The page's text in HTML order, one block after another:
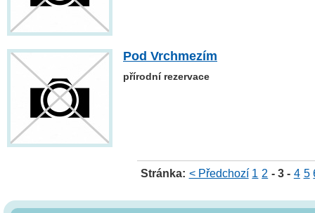
Pod Vrchmezím
přírodní rezervace
Stránka: < Předchozí 1 2 - 3 - 4 5